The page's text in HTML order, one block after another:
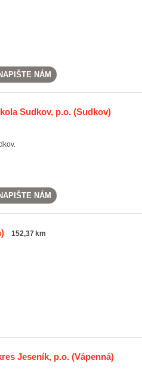
NÁM
Sudkov, p.o.(Sudkov)
NÁM
152,37 km
Jeseník, p.o.(Vápenná)